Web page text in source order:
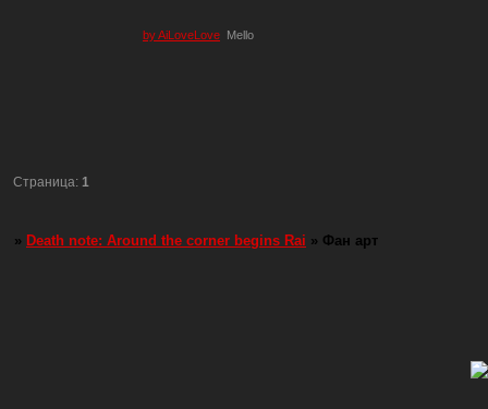
by AiLoveLove Mello
Страница:1
» Death note: Around the corner begins Rai » Фан арт